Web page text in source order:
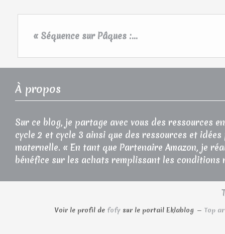
« Séquence sur Pâques :...
À propos
Sur ce blog, je partage avec vous des ressources
cycle 2 et cycle 3 ainsi que des ressources et
maternelle. « En tant que Partenaire Amazon, je
bénéfice sur les achats remplissant les conditions
Voir le profil de fofysur le portail Eklablog Top